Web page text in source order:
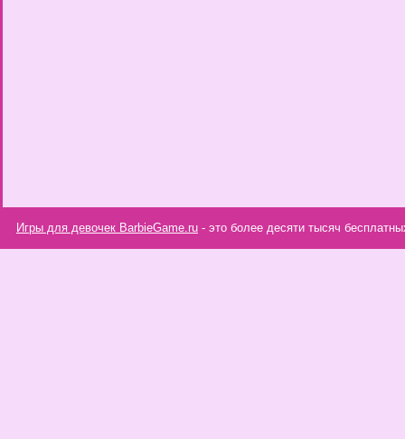
Игры для девочек BarbieGame.ru - это более десяти тысяч